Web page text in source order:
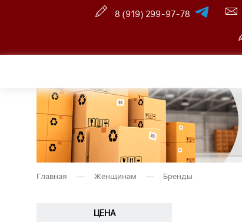
8 (919) 299-97-78
Главная — Женщинам — Бренды
ЦЕНА